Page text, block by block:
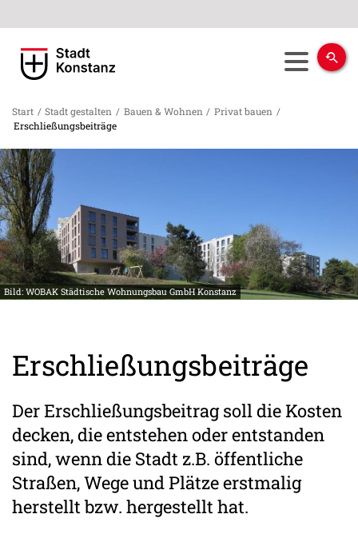
Start / Stadt gestalten / Bauen & Wohnen / Privat bauen /
Erschließungsbeiträge
Bild: WOBAK Städtische Wohnungsbau GmbH Konstanz
Erschließungsbeiträge
Der Erschließungsbeitrag soll die Kosten
decken, die entstehen oder entstanden
sind, wenn die Stadt z.B. öffentliche
Straßen, Wege und Plätze erstmalig
herstellt bzw. hergestellt hat.